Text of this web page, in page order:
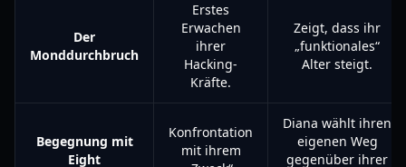
Der
Monddurchbruch
Erstes
Erwachen
ihrer
Hacking-
Kräfte.
Zeigt, dass ihr
„funktionales“
Alter steigt.
Begegnung mit
Eight
Konfrontation
mit ihrem
Diana wählt ihren
eigenen Weg
gegenüber ihrer